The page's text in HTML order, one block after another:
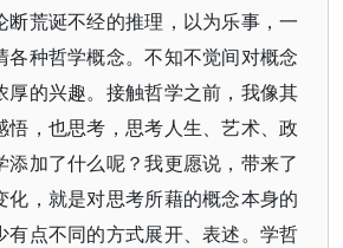
断荒诞不经的推理，以为乐事，一
各种哲学概念。不知不觉间对概念
厚的兴趣。接触哲学之前，我像其
悟，也思考，思考人生、艺术、政
添加了什么呢？我更愿说，带来了
化，就是对思考所藉的概念本身的
有点不同的方式展开、表述。学哲